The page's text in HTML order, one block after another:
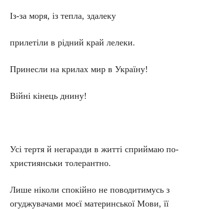
Із-за моря, із тепла, здалеку
прилетіли в рідний край лелеки.
Принесли на крилах мир в Україну!
Війні кінець днину!
Усі тертя й негаразди в житті сприймаю по-
християнськи толерантно.
Лише ніколи спокійно не поводитимусь з
огуджувачами моєї материнської Мови, її